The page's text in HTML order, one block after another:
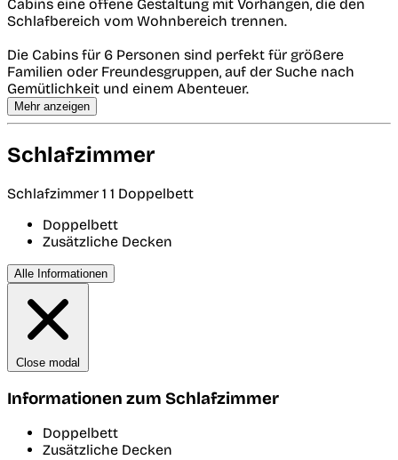
Cabins eine offene Gestaltung mit Vorhängen, die den
Schlafbereich vom Wohnbereich trennen.
Die Cabins für 6 Personen sind perfekt für größere
Familien oder Freundesgruppen, auf der Suche nach
Gemütlichkeit und einem Abenteuer.
Mehr anzeigen
Schlafzimmer
Schlafzimmer 1 1 Doppelbett
Doppelbett
Zusätzliche Decken
Alle Informationen
Close modal
Informationen zum Schlafzimmer
Doppelbett
Zusätzliche Decken